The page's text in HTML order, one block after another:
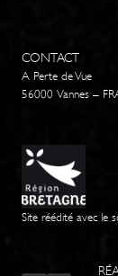
CONTACT
A Perte de Vue
56000 Vannes –
Site réédité avec le